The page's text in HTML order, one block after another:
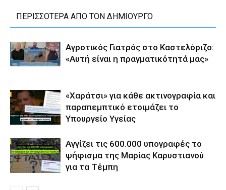
ΠΕΡΙΣΣΟΤΕΡΑ ΑΠΟ ΤΟΝ ΔΗΜΙΟΥΡΓΟ
Αγροτικός Γιατρός στο Καστελόριζο:
«Αυτή είναι η πραγματικότητά μας»
«Χαράτσι» για κάθε ακτινογραφία και
παραπεμπτικό ετοιμάζει το
Υπουργείο Υγείας
Αγγίζει τις 600.000 υπογραφές το
ψήφισμα της Μαρίας Καρυστιανού
για τα Τέμπη